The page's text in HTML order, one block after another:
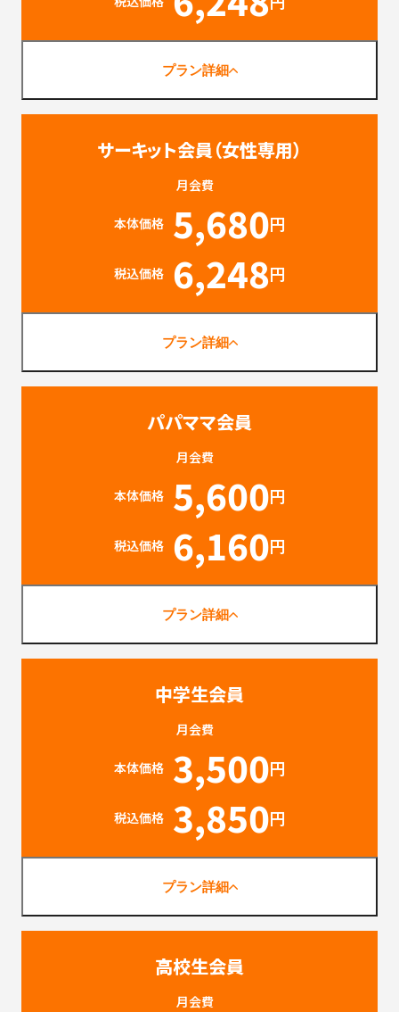
プラン詳細
サーキット会員（女性専用）
月会費
本体価格 5,680円
税込価格 6,248円
プラン詳細
パパママ会員
月会費
本体価格 5,600円
税込価格 6,160円
プラン詳細
中学生会員
月会費
本体価格 3,500円
税込価格 3,850円
プラン詳細
高校生会員
月会費